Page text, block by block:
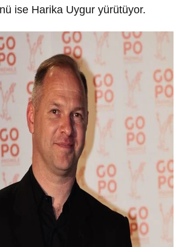
ise Harika Uygur yürütüyor.